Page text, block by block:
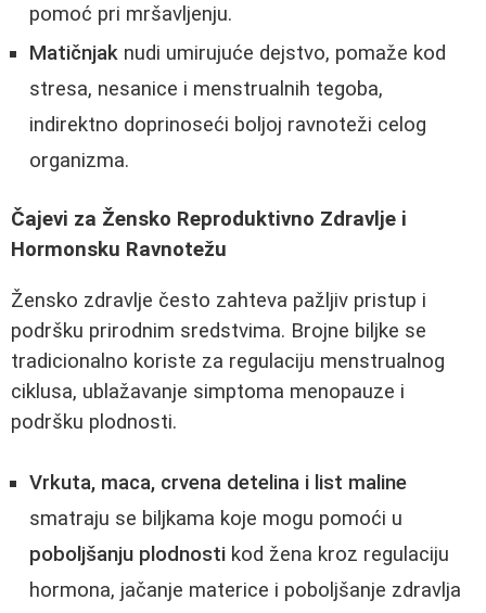
pomoć pri mršavljenju.
Matičnjak nudi umirujuće dejstvo, pomaže kod
stresa, nesanice i menstrualnih tegoba,
indirektno doprinoseći boljoj ravnoteži celog
organizma.
Čajevi za Žensko Reproduktivno Zdravlje i
Hormonsku Ravnotežu
Žensko zdravlje često zahteva pažljiv pristup i
podršku prirodnim sredstvima. Brojne biljke se
tradicionalno koriste za regulaciju menstrualnog
ciklusa, ublažavanje simptoma menopauze i
podršku plodnosti.
Vrkuta, maca, crvena detelina i list maline
smatraju se biljkama koje mogu pomoći u
poboljšanju plodnosti kod žena kroz regulaciju
hormona, jačanje materice i poboljšanje zdravlja